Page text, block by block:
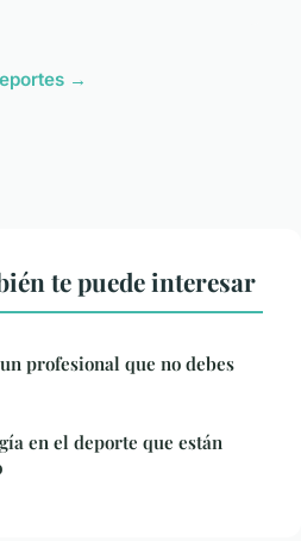
→
te puede interesar
profesional que no debes
en el deporte que están